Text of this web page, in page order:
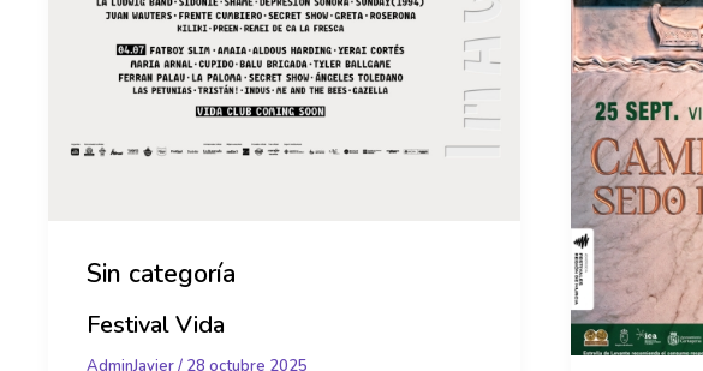
Sin categoría
Festival Vida
AdminJavier/ 28 octubre 2025